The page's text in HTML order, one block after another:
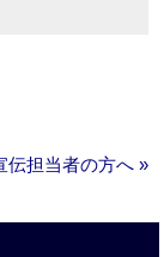
伝担当者の方へ »